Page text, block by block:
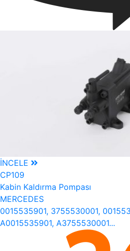
İNCELE
CP109
Kabin Kaldırma Pompası
MERCEDES
0015535901, 3755530001,
A0015535901, A3755530001...